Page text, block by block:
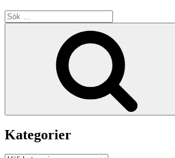
Sök
efter:
Kategorier